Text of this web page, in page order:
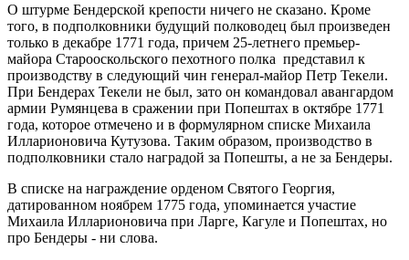
О штурме Бендерской крепости ничего не сказано. Кроме
того, в подполковники будущий полководец был произведен
только в декабре 1771 года, причем 25-летнего премьер-
майора Старооскольского пехотного полка представил к
производству в следующий чин генерал-майор Петр Текели.
При Бендерах Текели не был, зато он командовал авангардом
армии Румянцева в сражении при Попештах в октябре 1771
года, которое отмечено и в формулярном списке Михаила
Илларионовича Кутузова. Таким образом, производство в
подполковники стало наградой за Попешты, а не за Бендеры.
В списке на награждение орденом Святого Георгия,
датированном ноябрем 1775 года, упоминается участие
Михаила Илларионовича при Ларге, Кагуле и Попештах, но
про Бендеры - ни слова.